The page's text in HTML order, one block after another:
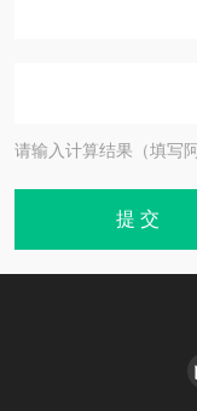
请输入计算结果（填写